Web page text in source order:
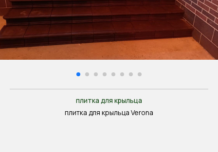
плитка для крыльца
плитка для крыльца Verona